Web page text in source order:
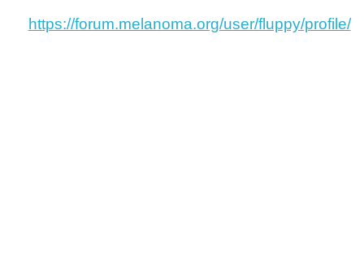
https://forum.melanoma.org/user/fluppy/profile/